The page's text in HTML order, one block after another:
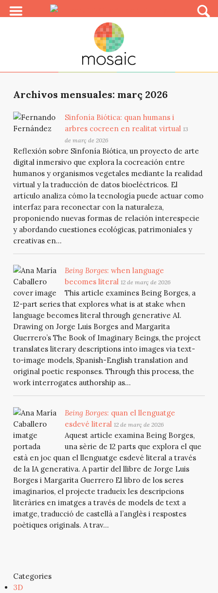
Archivos mensuales: març 2026
Sinfonía Biótica: quan humans i
arbres cocreen en realitat virtual 13
de març de 2026
Reflexión sobre Sinfonía Biótica, un proyecto de arte
digital inmersivo que explora la cocreación entre
humanos y organismos vegetales mediante la realidad
virtual y la traducción de datos bioeléctricos. El
artículo analiza cómo la tecnología puede actuar como
interfaz para reconectar con la naturaleza,
proponiendo nuevas formas de relación interespecie
y abordando cuestiones ecológicas, patrimoniales y
creativas en...
Being Borges: when language
becomes literal 12 de març de 2026
This article examines Being Borges, a
12-part series that explores what is at stake when
language becomes literal through generative AI.
Drawing on Jorge Luis Borges and Margarita
Guerrero’s The Book of Imaginary Beings, the project
translates literary descriptions into images via text-
to-image models, Spanish-English translation and
original poetic responses. Through this process, the
work interrogates authorship as...
Being Borges: quan el llenguatge
esdevé literal 12 de març de 2026
Aquest article examina Being Borges,
una sèrie de 12 parts que explora el que
està en joc quan el llenguatge esdevé literal a través
de la IA generativa. A partir del llibre de Jorge Luis
Borges i Margarita Guerrero El libro de los seres
imaginarios, el projecte tradueix les descripcions
literàries en imatges a través de models de text a
imatge, traducció de castellà a l’anglès i respostes
poètiques originals. A trav...
Categories
3D